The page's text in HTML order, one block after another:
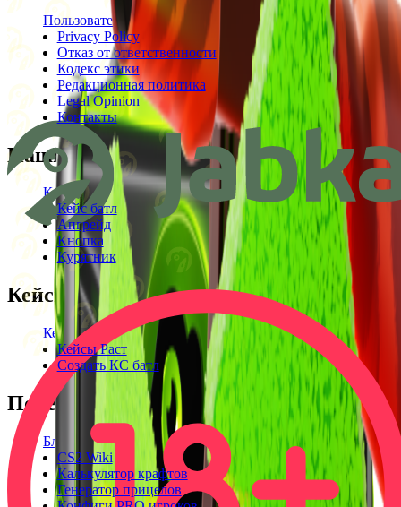
Пользовательское соглашение
Privacy Policy
Отказ от ответственности
Кодекс этики
Редакционная политика
Legal Opinion
Контакты
Наши режимы
Кейсы
Кейс батл
Апгрейд
Кнопка
Курятник
Кейсы
Кейсы КС2
Кейсы Раст
Создать КС батл
Полезное
Блог
CS2 Wiki
Калькулятор крафтов
Генератор прицелов